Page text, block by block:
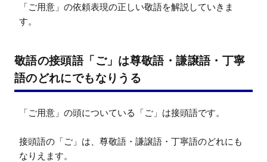
「ご用意」の依頼表現の正しい敬語を解説していきま
す。
敬語の接頭語「ご」は尊敬語・謙譲語・丁寧
語のどれにでもなりうる
「ご用意」の頭についている「ご」は接頭語です。
接頭語の「ご」は、尊敬語・謙譲語・丁寧語のどれにも
なりえます。